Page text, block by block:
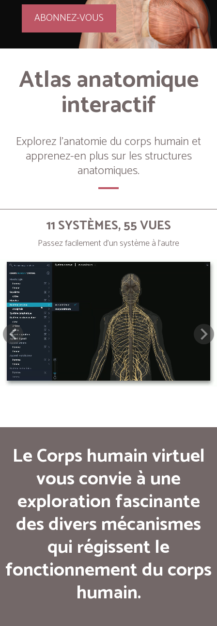
ABONNEZ-VOUS
Atlas anatomique
interactif
Explorez l’anatomie du corps humain et
apprenez-en plus sur les structures
anatomiques.
11 SYSTÈMES, 55 VUES
Passez facilement d’un système à l’autre
Next
Le Corps humain virtuel
vous convie à une
exploration fascinante
des divers mécanismes
qui régissent le
fonctionnement du corps
humain.